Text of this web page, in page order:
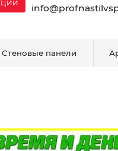
Стеновые панели